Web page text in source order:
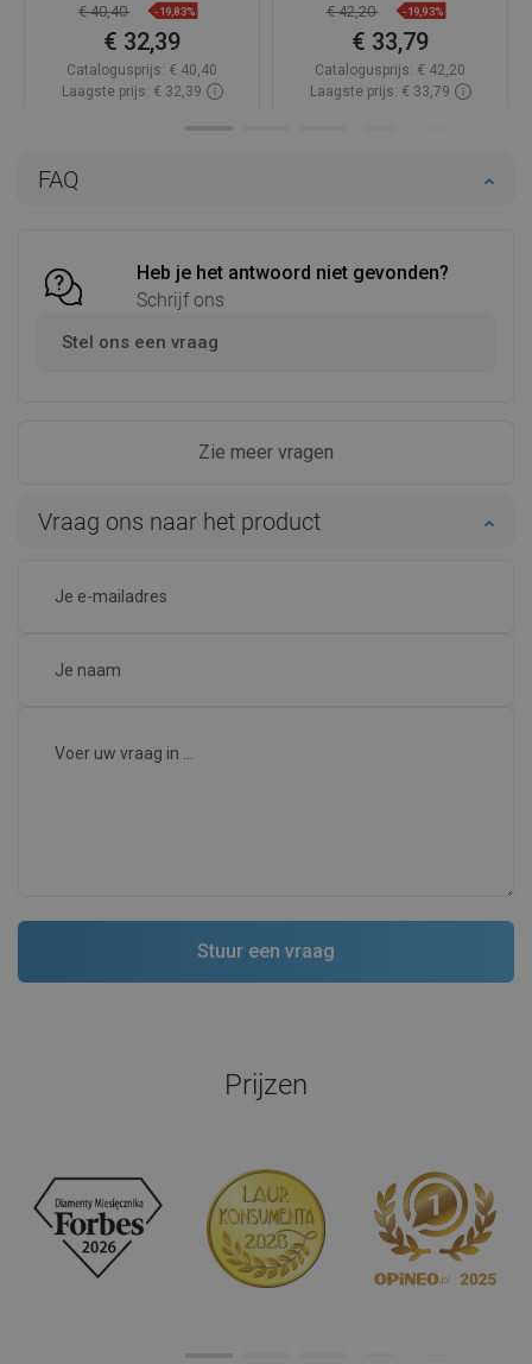
FAQ
Heb je het antwoord niet gevonden?
Schrijf ons
Stel ons een vraag
Zie meer vragen
Vraag ons naar het product
€ 40,40 -19,83%
€ 32,39
Catalogusprijs: € 40,40
Laagste prijs: € 32,39
€ 42,20 -19,93%
€ 33,79
Catalogusprijs: € 42,20
Laagste prijs: € 33,79
Prijzen